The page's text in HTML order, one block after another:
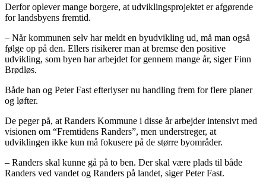
Derfor oplever mange borgere, at udviklingsprojektet er afgørende
for landsbyens fremtid.
– Når kommunen selv har meldt en byudvikling ud, må man også
følge op på den. Ellers risikerer man at bremse den positive
udvikling, som byen har arbejdet for gennem mange år, siger Finn
Brødløs.
Både han og Peter Fast efterlyser nu handling frem for flere planer
og løfter.
De peger på, at Randers Kommune i disse år arbejder intensivt med
visionen om “Fremtidens Randers”, men understreger, at
udviklingen ikke kun må fokusere på de større byområder.
– Randers skal kunne gå på to ben. Der skal være plads til både
Randers ved vandet og Randers på landet, siger Peter Fast.